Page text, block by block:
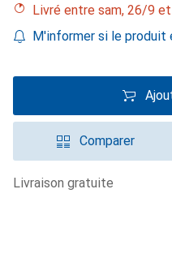
Livré entre sam, 26/9
M'informer si le
Comparer
livraison gratuite